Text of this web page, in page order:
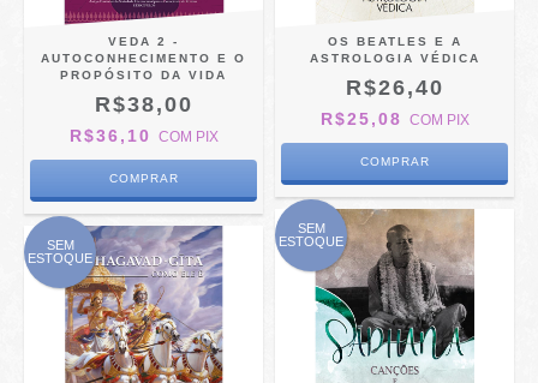
VEDA 2 -
AUTOCONHECIMENTO E O
PROPÓSITO DA VIDA
R$38,00
R$36,10 COM PIX
OS BEATLES E A
ASTROLOGIA VÉDICA
R$26,40
R$25,08 COM PIX
SEM
ESTOQUE
SEM
ESTOQUE